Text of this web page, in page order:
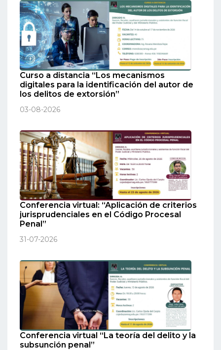
Curso a distancia “Los mecanismos
digitales para la identificación del autor de
los delitos de extorsión”
03-08-2026
Conferencia virtual: “Aplicación de criterios
jurisprudenciales en el Código Procesal
Penal”
31-07-2026
Conferencia virtual “La teoría del delito y la
subsunción penal”